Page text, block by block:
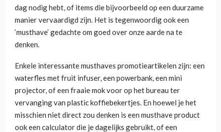
dag nodig hebt, of items die bijvoorbeeld op een duurzame
manier vervaardigd zijn. Het is tegenwoordig ook een
‘musthave’ gedachte om goed over onze aarde na te
denken.
Enkele interessante musthaves promotieartikelen zijn: een
waterfles met fruit infuser, een powerbank, een mini
projector, of een fraaie mok voor op het bureau ter
vervanging van plastic koffiebekertjes. En hoewel je het
misschien niet direct zou denken is een musthave product
ook een calculator die je dagelijks gebruikt, of een